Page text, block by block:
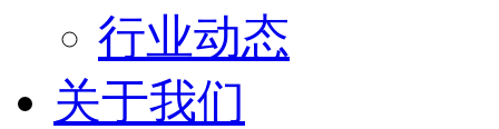
行业动态
关于我们